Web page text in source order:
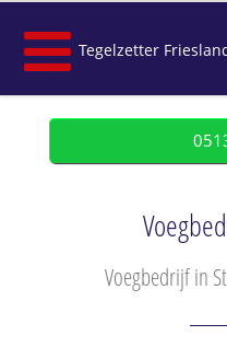
Tegelzetter
Voegbedrijf in